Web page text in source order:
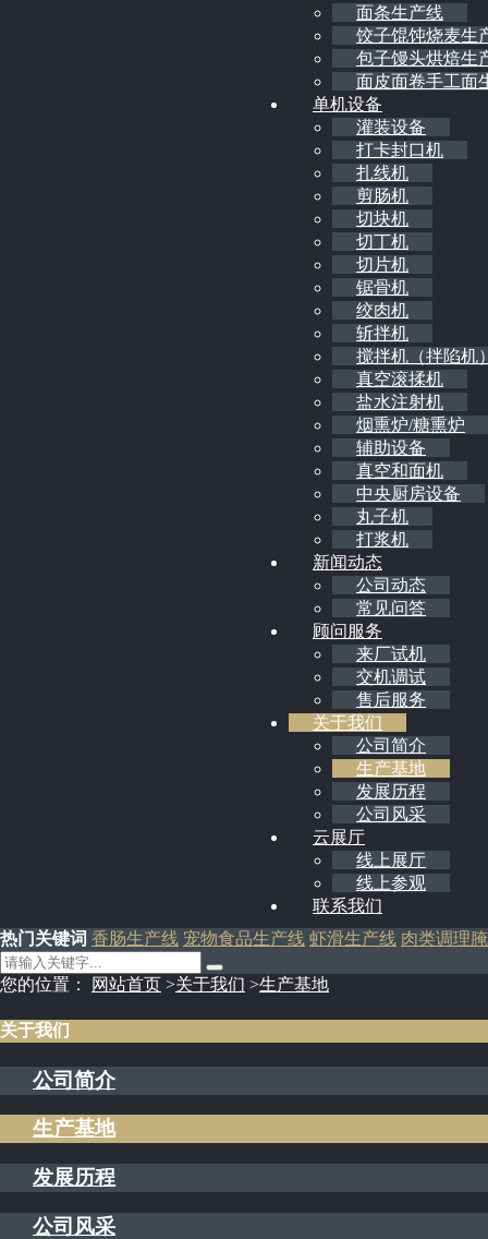
面条生产线
饺子馄饨烧麦生
包子馒头烘焙生
面皮面卷手工面
单机设备
灌装设备
打卡封口机
扎线机
剪肠机
切块机
切丁机
切片机
锯骨机
绞肉机
斩拌机
搅拌机（拌陷机
真空滚揉机
盐水注射机
烟熏炉/糖熏炉
辅助设备
真空和面机
中央厨房设备
丸子机
打浆机
新闻动态
公司动态
常见问答
顾问服务
来厂试机
交机调试
售后服务
关于我们
公司简介
生产基地
发展历程
公司风采
云展厅
线上展厅
线上参观
联系我们
热门关键词 香肠生产线 宠物食品生产线 虾滑生产线 肉类调理
您的位置： 网站首页 >关于我们 >生产基地
关于我们
公司简介
生产基地
发展历程
公司风采